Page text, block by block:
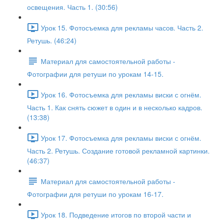
освещения. Часть 1. (30:56)
Урок 15. Фотосъемка для рекламы часов. Часть 2.
Ретушь. (46:24)
Материал для самостоятельной работы -
Фотографии для ретуши по урокам 14-15.
Урок 16. Фотосъемка для рекламы виски с огнём.
Часть 1. Как снять сюжет в один и в несколько кадров.
(13:38)
Урок 17. Фотосъемка для рекламы виски с огнём.
Часть 2. Ретушь. Создание готовой рекламной картинки.
(46:37)
Материал для самостоятельной работы -
Фотографии для ретуши по урокам 16-17.
Урок 18. Подведение итогов по второй части и